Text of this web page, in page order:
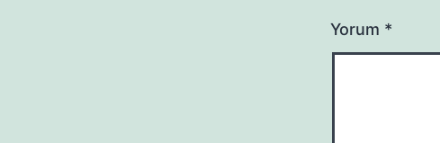
Yorum *